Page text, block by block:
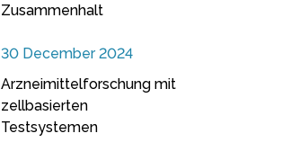
Zusammenhalt
30 December 2024
Arzneimittelforschung mit
zellbasierten
Testsystemen